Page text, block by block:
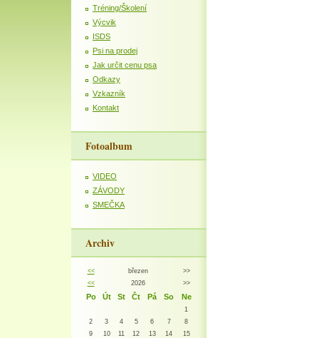
Tréning/Školení
Výcvik
ISDS
Psi na prodej
Jak určit cenu psa
Odkazy
Vzkazník
Kontakt
Fotoalbum
VIDEO
ZÁVODY
SMEČKA
Archiv
<< březen
>>
<<
2026 >>
Po Út St Čt Pá So Ne
1
2
3 4 5 6 7
8
9
10 11 12 13 14
15